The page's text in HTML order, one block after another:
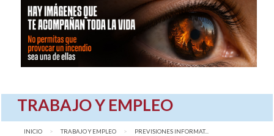
TRABAJO Y EMPLEO
INICIO TRABAJO Y EMPLEO AQUÍ:
PREVISIONES INFORMAT...